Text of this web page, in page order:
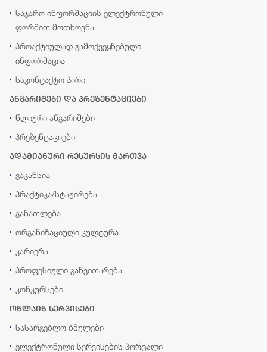
საჯარო ინფორმაციის ელექტრონული
ფორმით მოთხოვნა
პროაქტიულად გამოქვეყნებული
ინფორმაცია
საკონტაქტო პირი
ანგარიშები და პრეზენტაციები
წლიური ანგარიშები
პრეზენტაციები
ადამიანური რესურსის მართვა
ვაკანსია
პრაქტიკა/სტაჟირება
განათლება
ორგანიზაციული კულტურა
კარიერა
პროფესიული განვითარება
კონკურსები
ონლაინ სერვისები
სასარგებლო ბმულები
ელექტრონული სერვისების პორტალი